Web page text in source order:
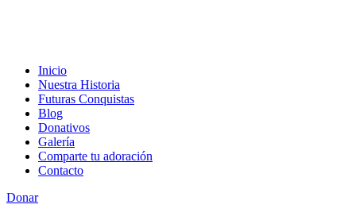
Inicio
Nuestra Historia
Futuras Conquistas
Blog
Donativos
Galería
Comparte tu adoración
Contacto
Donar